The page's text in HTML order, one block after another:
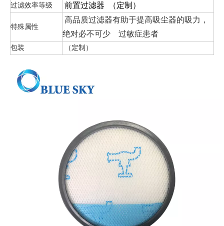
过滤效率等级 前置过滤器 （定制）
特殊属性
高品质过滤器有助于提高吸尘器的吸力，
绝对必不可少 过敏症患者
包装 （定制）